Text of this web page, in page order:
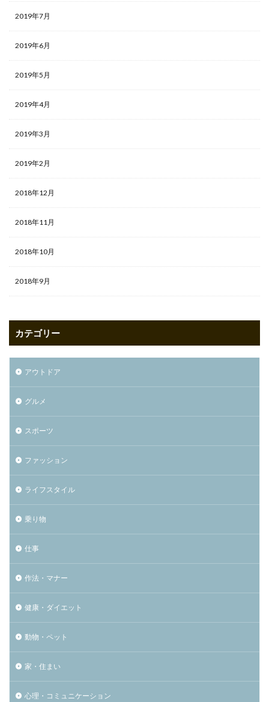
2019年7月
2019年6月
2019年5月
2019年4月
2019年3月
2019年2月
2018年12月
2018年11月
2018年10月
2018年9月
カテゴリー
アウトドア
グルメ
スポーツ
ファッション
ライフスタイル
乗り物
仕事
作法・マナー
健康・ダイエット
動物・ペット
家・住まい
心理・コミュニケーション